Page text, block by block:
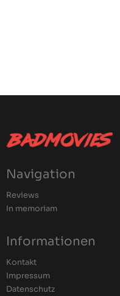
Navigation
Reviews
In memoriam
Informationen
Kontakt
Impressum
Datenschutz